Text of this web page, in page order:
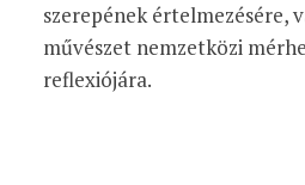
szerepének értelmezésére,
művészet nemzetközi
reflexiójára.